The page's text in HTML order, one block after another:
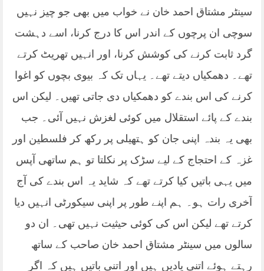
سینٹر مشتاق احمد خان نے خواب میں بھی جو چیز نہیں
سوچی ان پرچوں کے اندر اس کا درج کرنا، اسے دہشت
گرد ثابت کرنے کی کوشش کرنا، اور انہیں تھریٹ کرتے
تھے۔ دھمکیاں دیتے تھے۔ یہاں تک کہ بیوی بچوں کو اغوا
کرنے کی اس بندے کو دھمکیاں دی جاتی تھیں۔ لیکن اس
بندے کے پائے استقلال میں کوئی لغزش نہیں آئی۔ جب
بھی یہ بندہ اپنی جان کو ہتھیلی پر رکھ کر فلسطین اور
غزہ کے احتجاج کے لیے سڑک پر نکلتا تو ہم ساتھی آپس
میں یہی باتیں کیا کرتے تھے کہ شاید یہ اس بندے کی آج
آخری رات ہو۔ ہم اپنے طور پر اپنی سیکورٹی انہیں دیا
کرتے تھے لیکن اس کی کوئی حیثیت نہیں تھی۔ ان دو
سالوں میں سینٹر مشتاق احمد خان صاحب کے ساتھ
رہتے ہوئے اتنی یادیں ہیں اور اتنی باتیں ہیں کہ اگر